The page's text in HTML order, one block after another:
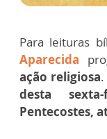
Para leituras
Aparecida
ação religiosa
desta
Pentecostes,